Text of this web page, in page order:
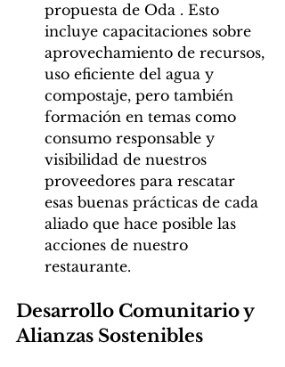
propuesta de Oda . Esto
incluye capacitaciones sobre
aprovechamiento de recursos,
uso eficiente del agua y
compostaje, pero también
formación en temas como
consumo responsable y
visibilidad de nuestros
proveedores para rescatar
esas buenas prácticas de cada
aliado que hace posible las
acciones de nuestro
restaurante.
Desarrollo Comunitario y
Alianzas Sostenibles